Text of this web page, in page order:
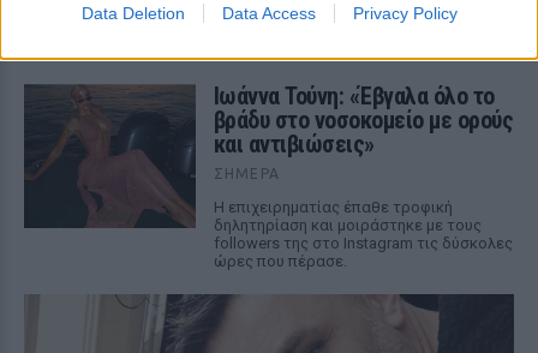
Data Deletion Data Access Privacy Policy
Το μοντέλο μοιράστηκε φωτογραφίες
Ιωάννα Τούνη: «Έβγαλα όλο το
βράδυ στο νοσοκομείο με ορούς
και αντιβιώσεις»
ΣΉΜΕΡΑ
Η επιχειρηματίας έπαθε τροφική
δηλητηρίαση και μοιράστηκε με τους
followers της στο Instagram τις δύσκολες
ώρες που πέρασε.